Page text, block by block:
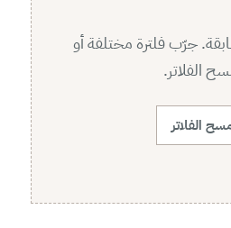
جرّب فلترة مختلفة أو
الفلاتر.
الفلاتر